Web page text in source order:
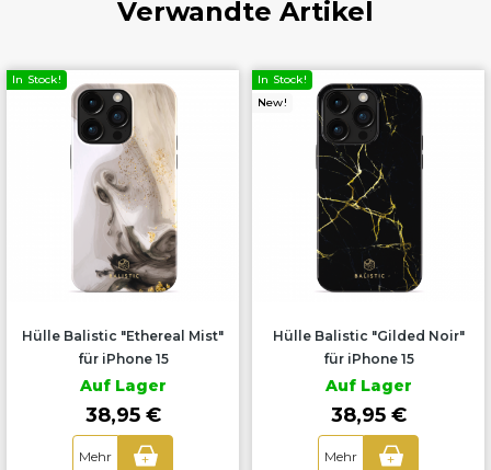
Verwandte Artikel
In Stock!
Hülle Balistic "Ethereal Mist"
für iPhone 15
Auf Lager
38,95 €
Mehr +
New!
In Stock!
Hülle Balistic "Gilded Noir"
für iPhone 15
Auf Lager
38,95 €
Mehr +